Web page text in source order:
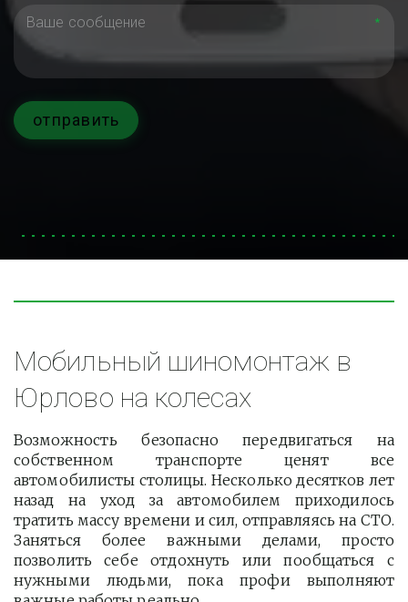
*
отправить
Мобильный шиномонтаж в
Юрлово на колесах
Возможность безопасно передвигаться на
собственном транспорте ценят все
автомобилисты столицы. Несколько десятков лет
назад на уход за автомобилем приходилось
тратить массу времени и сил, отправляясь на СТО.
Заняться более важными делами, просто
позволить себе отдохнуть или пообщаться с
нужными людьми, пока профи выполняют